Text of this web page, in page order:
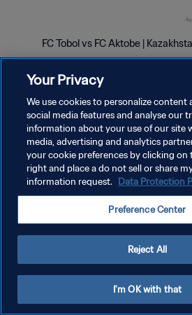
FC Tobol vs FC Aktobe |
Your Privacy
We use cookies to personalize content
social media features and analyse our
information about your use of our site
media, advertising and analytics
your cookie preferences by clicking
right and place a do not sell or share
information request. Data Protection
Preference Center
Reject All
I'm OK with that